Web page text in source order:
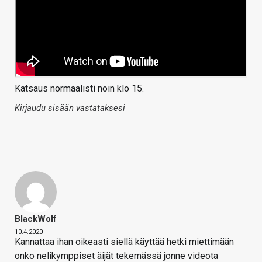
Katsaus normaalisti noin klo 15.
Kirjaudu sisään vastataksesi
BlackWolf
10.4.2020
Kannattaa ihan oikeasti siellä käyttää hetki miettimään
onko nelikymppiset äijät tekemässä jonne videota